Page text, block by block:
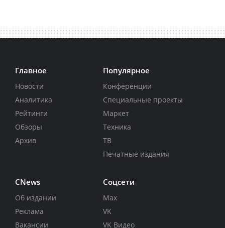
Главное
Новости
Аналитика
Рейтинги
Обзоры
Архив
Популярное
Конференции
Специальные проекты
Маркет
Техника
ТВ
Печатные издания
CNews
Об издании
Реклама
Вакансии
Соцсети
Max
VK
VK Видео